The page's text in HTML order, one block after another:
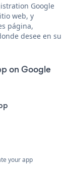
Google
web, y
página,
desee en su
on Google
your app